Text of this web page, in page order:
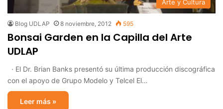
Arte y Cultura
Blog UDLAP 8 noviembre, 2012 595
Bonsai Garden en la Capilla del Arte
UDLAP
· El Dr. Brian Banks presentó su última producción discográfica
con el apoyo de Grupo Modelo y Telcel El…
Leer más »